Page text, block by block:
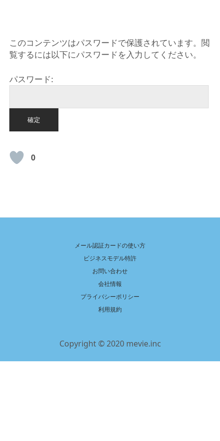
このコンテンツはパスワードで保護されています。閲
覧するには以下にパスワードを入力してください。
パスワード:
0
メール認証カードの使い方
ビジネスモデル特許
お問い合わせ
会社情報
プライバシーポリシー
利用規約
Copyright © 2020 mevie.inc